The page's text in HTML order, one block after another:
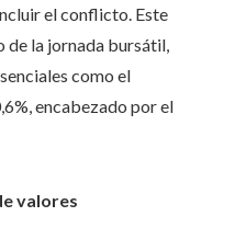
el conflicto. Este
de la jornada bursátil,
como el
encabezado por el
valores